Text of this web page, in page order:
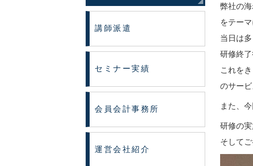
講師派遣
セミナー実績
会員会計事務所
運営会社紹介
弊社の
をテー
当日は
研修終
これを
のサー
また、
研修の
そして